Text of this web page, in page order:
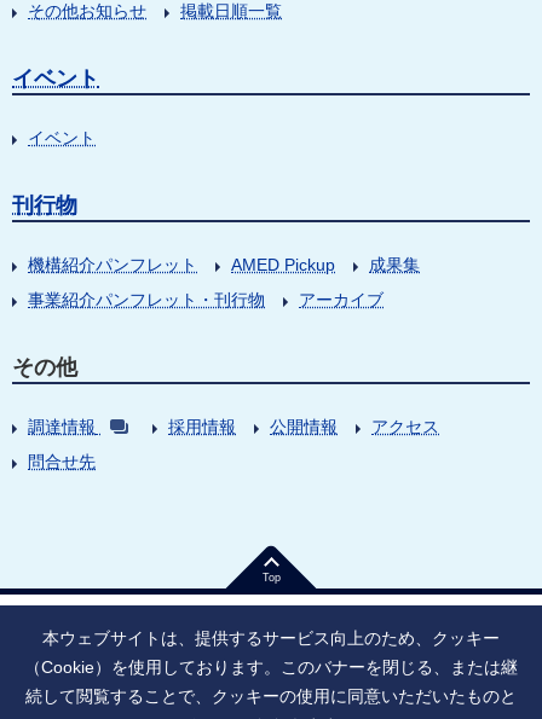
その他お知らせ
掲載日順一覧
イベント
イベント
刊行物
機構紹介パンフレット AMED Pickup
成果集
事業紹介パンフレット・刊行物
アーカイブ
その他
調達情報 採用情報 公開情報
アクセス
問合せ先
Top
法人番号：9010005023796 東京都千代田区大手町1丁目7番1号
本ウェブサイトは、提供するサービス向上のため、クッキー
（Cookie）を使用しております。このバナーを閉じる、または継
続して閲覧することで、クッキーの使用に同意いただいたものと